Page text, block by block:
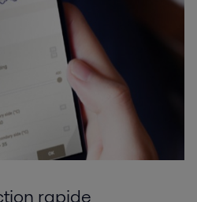
rapide